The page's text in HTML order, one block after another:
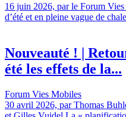
16 juin 2026, par le Forum
d’été et en pleine vague de
Nouveauté ! |
été les effets de la...
Forum Vies Mobiles
30 avril 2026, par Thomas